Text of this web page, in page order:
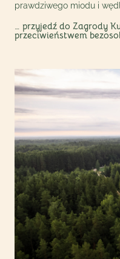
prawdziwego miodu i
… przyjedź do Zagrody
przeciwieństwem